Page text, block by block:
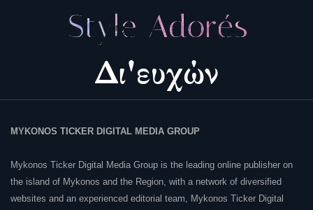
MYKONOS TICKER DIGITAL MEDIA GROUP
Mykonos Ticker Digital Media Group is the leading online publisher on
the island of Mykonos and the Region, with a network of diversified
websites and an experienced editorial team, Mykonos Ticker Digital